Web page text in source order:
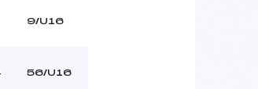
9/U16
56/U16